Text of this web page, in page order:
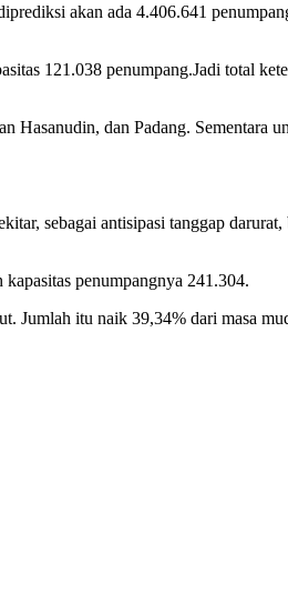
akan ada 4.406.641
121.038 penumpang.Jadi total
dan Padang. Sementara
sebagai antisipasi tanggap
penumpangnya 241.304.
Jumlah itu naik 39,34% dari masa